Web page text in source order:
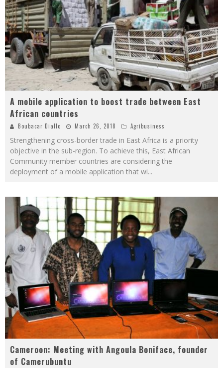
A mobile application to boost trade between East
African countries
Boubacar Diallo March 26, 2018 Agribusiness
Strengthening cross-border trade in East Africa is a priority
objective in the sub-region. To achieve this, East African
Community member countries are considering the
deployment of a mobile application that wi...
Cameroon: Meeting with Angoula Boniface, founder
of Camerubuntu